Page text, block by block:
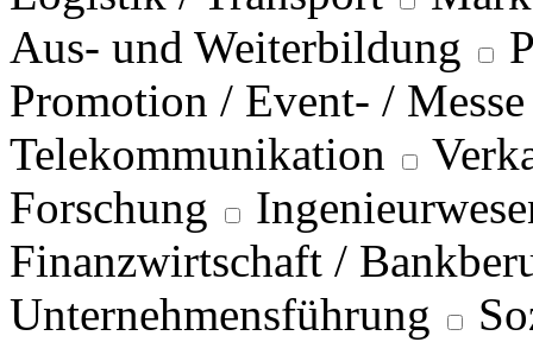
Aus- und Weiterbildung
Promotion / Event- / Messe
Telekommunikation
Forschung
Finanzwirtschaft /
Unternehmensführung